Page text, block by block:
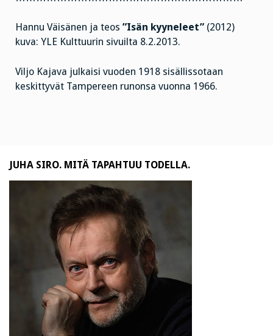
Hannu Väisänen ja teos ”Isän kyyneleet” (2012)
kuva: YLE Kulttuurin sivuilta 8.2.2013.
Viljo Kajava julkaisi vuoden 1918 sisällissotaan
keskittyvät Tampereen runonsa vuonna 1966.
JUHA SIRO. MITÄ TAPAHTUU TODELLA.